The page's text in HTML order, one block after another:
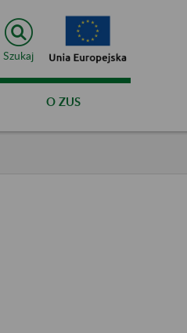
Szukaj
O ZUS